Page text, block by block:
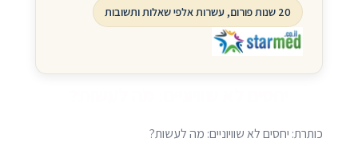
20 שנות פורום, עשרות אלפי שאלות ותשובות
כותרת: יחסים לא שוויוניים: מה לעשות?